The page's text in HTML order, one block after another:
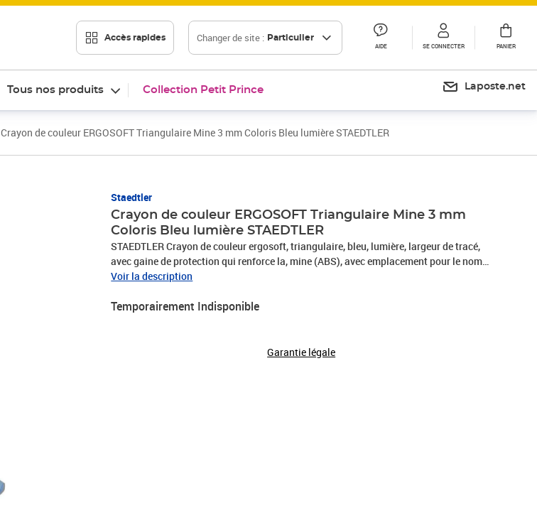
Accès rapides Changer de site : Particulier
AIDE SE CONNECTER PANIER
Tous nos produits Collection Petit Prince Laposte.net
Crayon de couleur ERGOSOFT Triangulaire Mine 3 mm Coloris Bleu lumière STAEDTLER
Staedtler
Crayon de couleur ERGOSOFT Triangulaire Mine 3 mm
Coloris Bleu lumière STAEDTLER
STAEDTLER Crayon de couleur ergosoft, triangulaire, bleu, lumière, largeur de tracé,
avec gaine de protection qui renforce la, mine (ABS), avec emplacement pour le nom,
(157-30)
Voir la description
Temporairement Indisponible
Garantie légale